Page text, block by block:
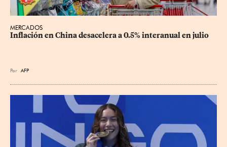
MERCADOS
Inflación en China desacelera a 0.5% interanual en julio
Por AFP